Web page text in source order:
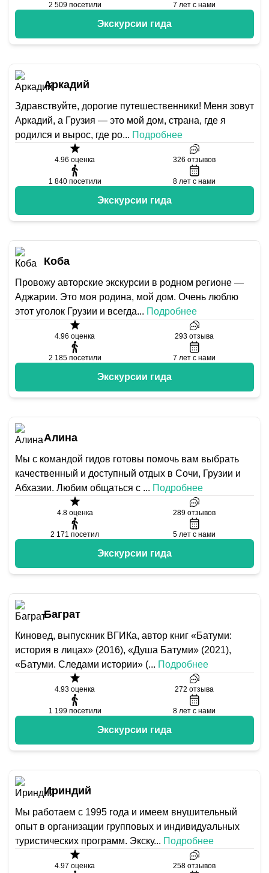
2 509 посетили 7 лет с нами
Экскурсии гида
Аркадий
Здравствуйте, дорогие путешественники! Меня зовут
Аркадий, а Грузия — это мой дом, страна, где я
родился и вырос, где ро... Подробнее
4.96 оценка 326 отзывов
1 840 посетили 8 лет с нами
Экскурсии гида
Коба
Провожу авторские экскурсии в родном регионе —
Аджарии. Это моя родина, мой дом. Очень люблю
этот уголок Грузии и всегда... Подробнее
4.96 оценка 293 отзыва
2 185 посетили 7 лет с нами
Экскурсии гида
Алина
Мы с командой гидов готовы помочь вам выбрать
качественный и доступный отдых в Сочи, Грузии и
Абхазии. Любим общаться с ... Подробнее
4.8оценка 289 отзывов
2 171 посетил 5 лет с нами
Экскурсии гида
Баграт
Киновед, выпускник ВГИКа, автор книг «Батуми:
история в лицах» (2016), «Душа Батуми» (2021),
«Батуми. Следами истории» (... Подробнее
4.93 оценка 272 отзыва
1 199 посетили 8 лет с нами
Экскурсии гида
Ириндий
Мы работаем с 1995 года и имеем внушительный
опыт в организации групповых и индивидуальных
туристических программ. Экску... Подробнее
4.97 оценка 258 отзывов